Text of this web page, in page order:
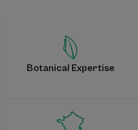
Botanical Expertise